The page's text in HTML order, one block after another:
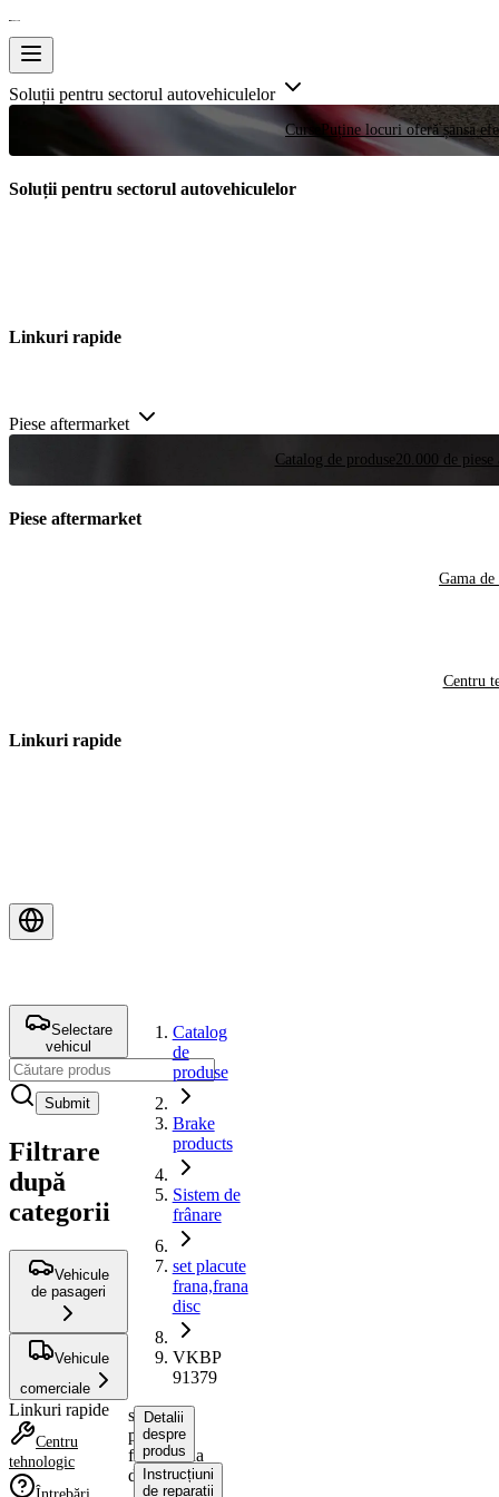
Soluții pentru sectorul autovehiculelor
Curse Puține locuri oferă șansa
Soluții pentru sectorul autovehiculelor
Linkuri rapide
Piese aftermarket
Catalog de produse 20.000 de
Piese aftermarket
Gama de
Centru
Linkuri rapide
Selectare
vehicul
Submit
Filtrare
după
categorii
Vehicule
de pasageri
Vehicule
comerciale
Linkuri rapide
Centru
tehnologic
Catalog
de
produse
Brake
products
Sistem de
frânare
set placute
frana,frana
disc
VKBP
91379
set
placute
frana,frana
disc
Detalii
despre
produs
Instrucțiuni
de reparații